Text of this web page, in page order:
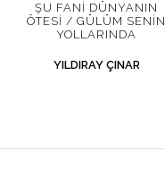
ŞU FANI DÜNYANIN
ÖTESI / GÜLÜM SENIN
YOLLARINDA
YILDIRAY ÇINAR